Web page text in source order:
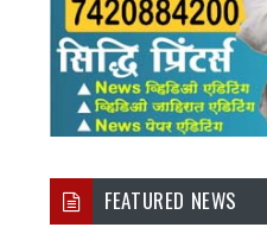
FEATURED NEWS